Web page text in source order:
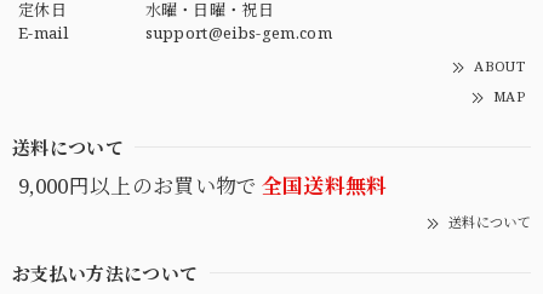
定休日
水曜・日曜・祝日
E-mail
support@eibs-gem.com
ABOUT
MAP
送料について
9,000円以上のお買い物で 全国送料無料
送料について
お支払い方法について